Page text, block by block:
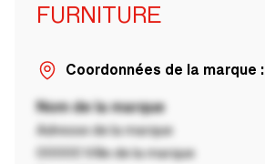
FURNITURE
Coordonnées de la marque :
Nom de la marque
Adresse de la marque
00000 Ville de la marque